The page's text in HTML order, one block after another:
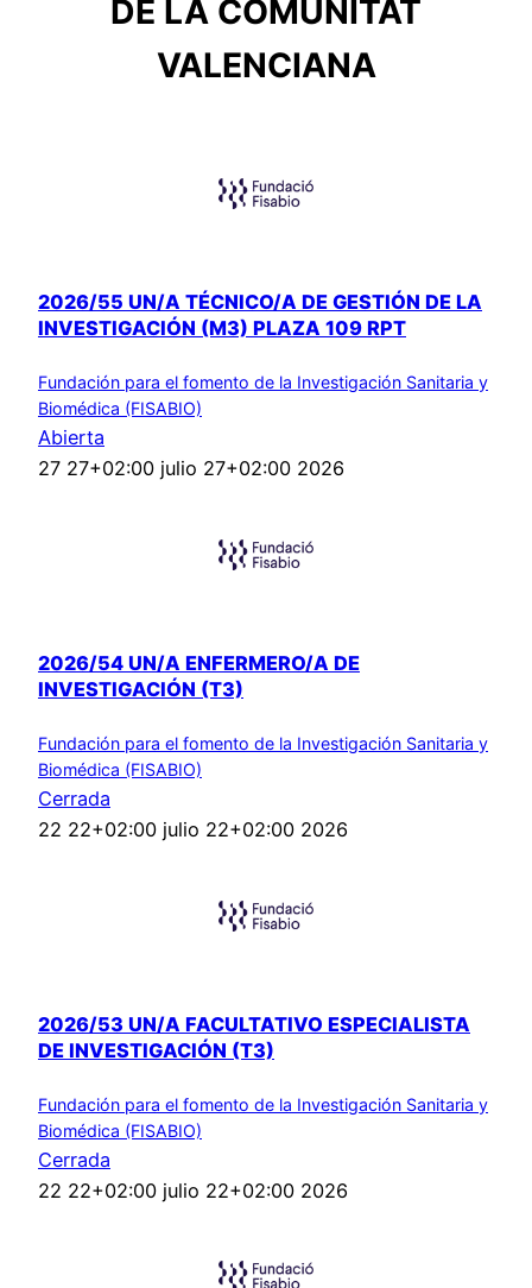
DE LA COMUNITAT
VALENCIANA
2026/55 UN/A TÉCNICO/A DE GESTIÓN DE LA
INVESTIGACIÓN (M3) PLAZA 109 RPT
Fundación para el fomento de la Investigación Sanitaria y
Biomédica (FISABIO)
Abierta
27 27+02:00 julio 27+02:00 2026
2026/54 UN/A ENFERMERO/A DE
INVESTIGACIÓN (T3)
Fundación para el fomento de la Investigación Sanitaria y
Biomédica (FISABIO)
Cerrada
22 22+02:00 julio 22+02:00 2026
2026/53 UN/A FACULTATIVO ESPECIALISTA
DE INVESTIGACIÓN (T3)
Fundación para el fomento de la Investigación Sanitaria y
Biomédica (FISABIO)
Cerrada
22 22+02:00 julio 22+02:00 2026